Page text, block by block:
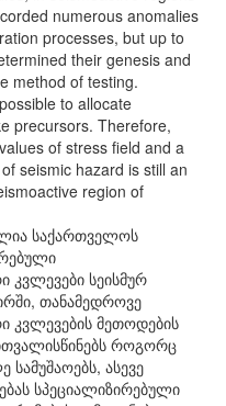
numerous anomalies
processes, but up to
their genesis and
method of testing.
to allocate
precursors. Therefore,
of stress field and a
seismic hazard is still an
region of
საქართველოს
სეისმურ
თანამედროვე
მეთოდების
როგორც
ასევე
სპეციალიზირებული